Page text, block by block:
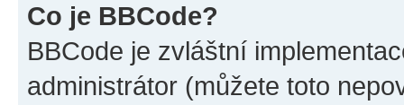
Co je BBCode?
BBCode je zvláštní
administrátor (můžete toto